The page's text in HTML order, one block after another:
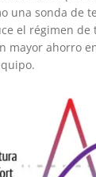
una sonda de
el régimen de
mayor ahorro